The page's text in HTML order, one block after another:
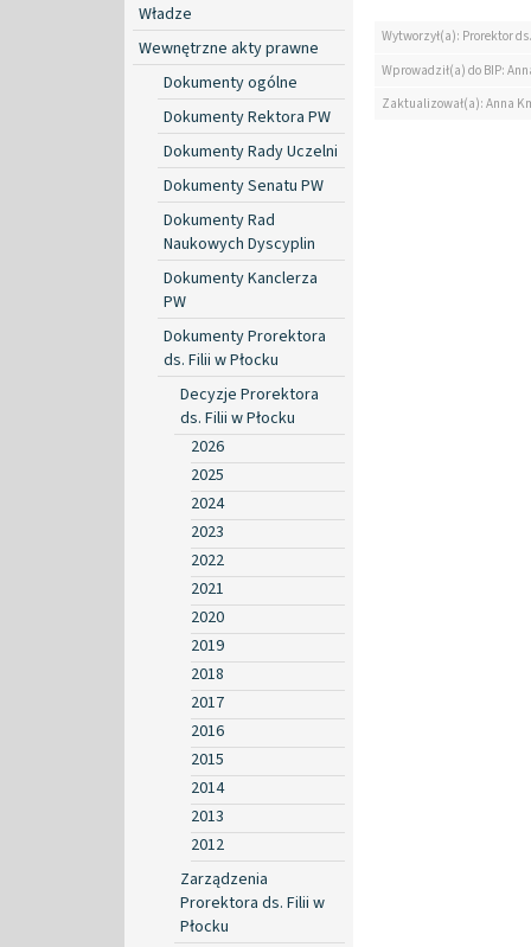
Władze
Wewnętrzne akty prawne
Dokumenty ogólne
Dokumenty Rektora PW
Dokumenty Rady Uczelni
Dokumenty Senatu PW
Dokumenty Rad
Naukowych Dyscyplin
Dokumenty Kanclerza
PW
Dokumenty Prorektora
ds. Filii w Płocku
Decyzje Prorektora
ds. Filii w Płocku
2026
2025
2024
2023
2022
2021
2020
2019
2018
2017
2016
2015
2014
2013
2012
Zarządzenia
Prorektora ds. Filii w
Płocku
Wytworzył(a): Prorektor
Wprowadził(a) do BIP:
Zaktualizował(a): Anna